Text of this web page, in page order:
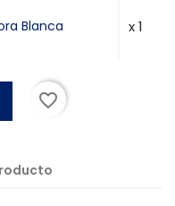
Blanca x 1
favorite_border